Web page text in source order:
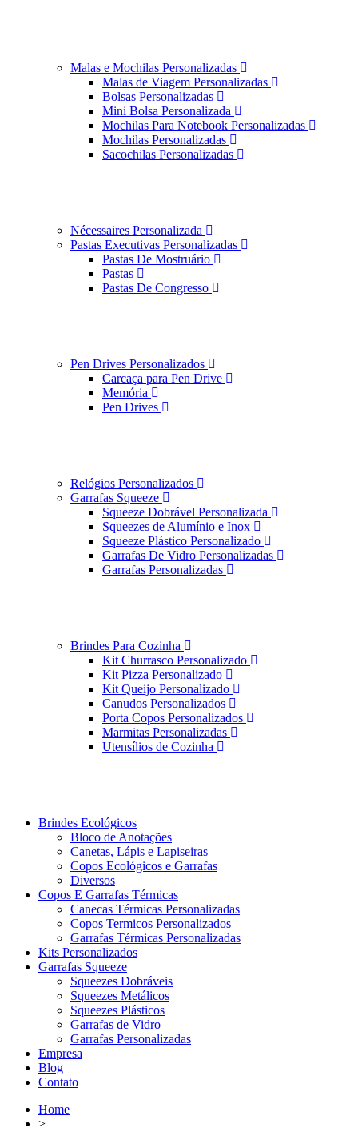
Malas e Mochilas Personalizadas
Malas de Viagem Personalizadas
Bolsas Personalizadas
Mini Bolsa Personalizada
Mochilas Para Notebook Personalizadas
Mochilas Personalizadas
Sacochilas Personalizadas
Nécessaires Personalizada
Pastas Executivas Personalizadas
Pastas De Mostruário
Pastas
Pastas De Congresso
Pen Drives Personalizados
Carcaça para Pen Drive
Memória
Pen Drives
Relógios Personalizados
Garrafas Squeeze
Squeeze Dobrável Personalizada
Squeezes de Alumínio e Inox
Squeeze Plástico Personalizado
Garrafas De Vidro Personalizadas
Garrafas Personalizadas
Brindes Para Cozinha
Kit Churrasco Personalizado
Kit Pizza Personalizado
Kit Queijo Personalizado
Canudos Personalizados
Porta Copos Personalizados
Marmitas Personalizadas
Utensílios de Cozinha
Brindes Ecológicos
Bloco de Anotações
Canetas, Lápis e Lapiseiras
Copos Ecológicos e Garrafas
Diversos
Copos E Garrafas Térmicas
Canecas Térmicas Personalizadas
Copos Termicos Personalizados
Garrafas Térmicas Personalizadas
Kits Personalizados
Garrafas Squeeze
Squeezes Dobráveis
Squeezes Metálicos
Squeezes Plásticos
Garrafas de Vidro
Garrafas Personalizadas
Empresa
Blog
Contato
Home
>